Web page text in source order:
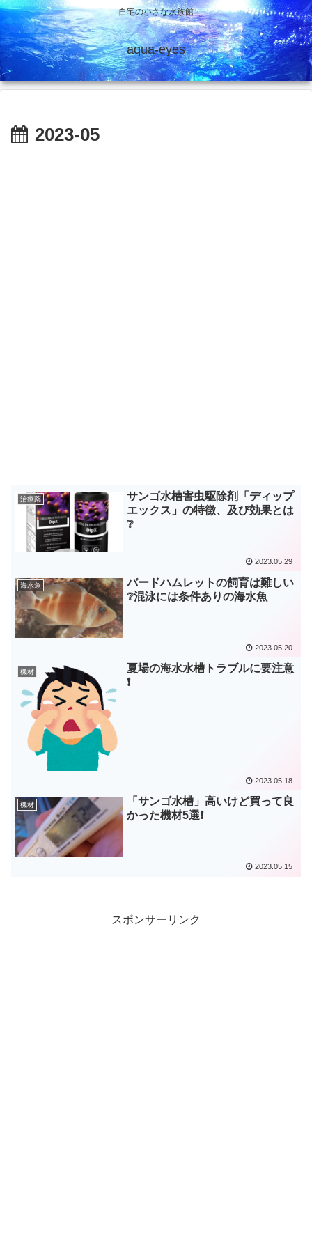
自宅の小さな水族館
aqua-eyes
2023-05
治療薬
サンゴ水槽害虫駆除剤「ディップ
エックス」の特徴、及び効果とは
❔
2023.05.29
海水魚
バードハムレットの飼育は難しい
❔混泳には条件ありの海水魚
2023.05.20
機材
夏場の海水水槽トラブルに要注意
❗
2023.05.18
機材
「サンゴ水槽」高いけど買って良
かった機材5選❗
2023.05.15
スポンサーリンク